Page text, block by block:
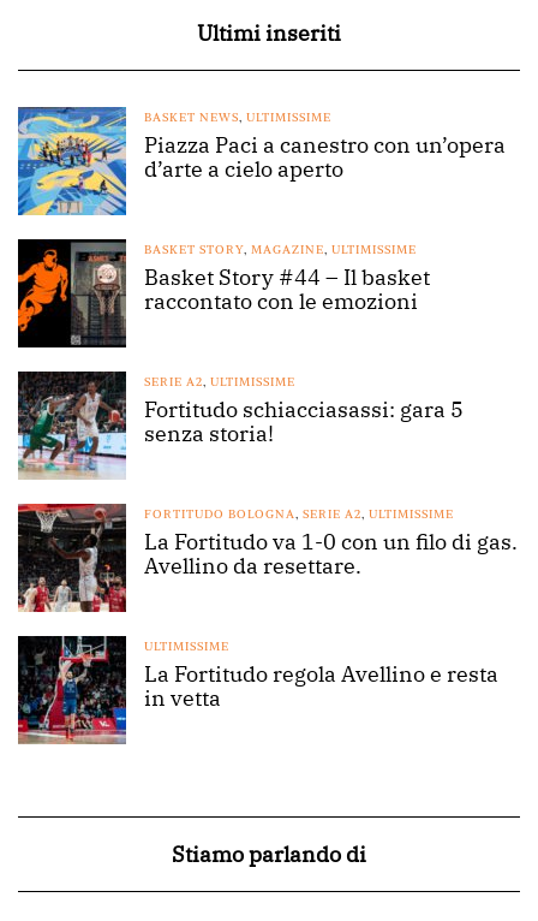
Ultimi inseriti
BASKET NEWS, ULTIMISSIME
Piazza Paci a canestro con un’opera
d’arte a cielo aperto
BASKET STORY, MAGAZINE, ULTIMISSIME
Basket Story #44 – Il basket
raccontato con le emozioni
SERIE A2, ULTIMISSIME
Fortitudo schiacciasassi: gara 5
senza storia!
FORTITUDO BOLOGNA, SERIE A2, ULTIMISSIME
La Fortitudo va 1-0 con un filo di gas.
Avellino da resettare.
ULTIMISSIME
La Fortitudo regola Avellino e resta
in vetta
Stiamo parlando di